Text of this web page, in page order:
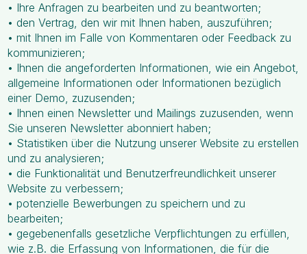
• Ihre Anfragen zu bearbeiten und zu beantworten;
• den Vertrag, den wir mit Ihnen haben, auszuführen;
• mit Ihnen im Falle von Kommentaren oder Feedback zu
kommunizieren;
• Ihnen die angeforderten Informationen, wie ein Angebot,
allgemeine Informationen oder Informationen bezüglich
einer Demo, zuzusenden;
• Ihnen einen Newsletter und Mailings zuzusenden, wenn
Sie unseren Newsletter abonniert haben;
• Statistiken über die Nutzung unserer Website zu erstellen
und zu analysieren;
• die Funktionalität und Benutzerfreundlichkeit unserer
Website zu verbessern;
• potenzielle Bewerbungen zu speichern und zu
bearbeiten;
• gegebenenfalls gesetzliche Verpflichtungen zu erfüllen,
wie z.B. die Erfassung von Informationen, die für die